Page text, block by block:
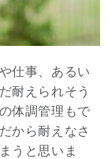
仕事、あるい
耐えられそう
体調管理もで
から耐えなさ
うと思いま